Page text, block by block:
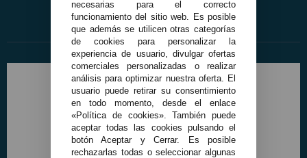
necesarias para el correcto
funcionamiento del sitio web. Es posible
que además se utilicen otras categorías
de cookies para personalizar la
experiencia de usuario, divulgar ofertas
comerciales personalizadas o realizar
análisis para optimizar nuestra oferta. El
usuario puede retirar su consentimiento
en todo momento, desde el enlace
«Política de cookies». También puede
aceptar todas las cookies pulsando el
botón Aceptar y Cerrar. Es posible
rechazarlas todas o seleccionar algunas